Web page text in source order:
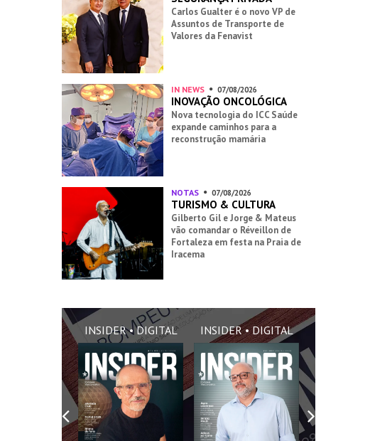
Carlos Gualter é o novo VP de
Assuntos de Transporte de
Valores da Fenavist
IN NEWS 07/08/2026
INOVAÇÃO ONCOLÓGICA
Nova tecnologia do ICC Saúde
expande caminhos para a
reconstrução mamária
NOTAS 07/08/2026
TURISMO & CULTURA
Gilberto Gil e Jorge & Mateus
vão comandar o Réveillon de
Fortaleza em festa na Praia de
Iracema
INSIDER • DIGITAL INSIDER • DIGITAL